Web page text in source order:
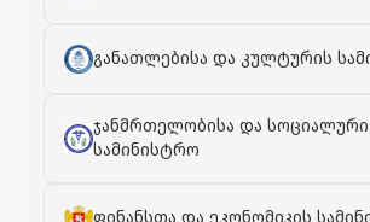
განათლებისა და კულტურის
ჯანმრთელობისა და სოციალური
სამინისტრო
ფინანსთა და ეკონომიკის